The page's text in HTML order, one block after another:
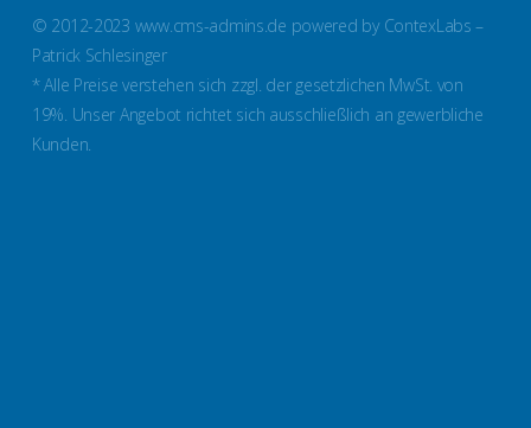
© 2012-2023 www.cms-admins.de powered by ContexLabs –
Patrick Schlesinger
* Alle Preise verstehen sich zzgl. der gesetzlichen MwSt. von
19%. Unser Angebot richtet sich ausschließlich an gewerbliche
Kunden.